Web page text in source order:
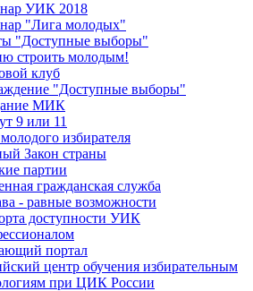
УИК 2018
"Лига молодых"
"Доступные выборы"
строить молодым!
клуб
"Доступные выборы"
МИК
9 или 11
избирателя
Закон страны
партии
гражданская служба
- равные возможности
доступности УИК
портал
центр обучения избирательным
при ЦИК России